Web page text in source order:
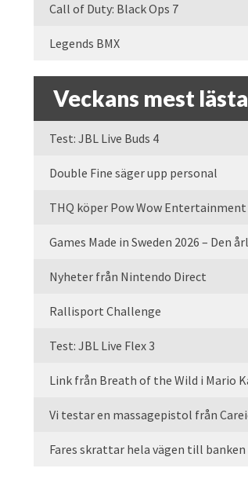
Call of Duty: Black Ops 7
Legends BMX
Veckans mest lästa
Test: JBL Live Buds 4
Double Fine säger upp personal
THQ köper Pow Wow Entertainment
Nyheter från Nintendo Direct
Rallisport Challenge
Test: JBL Live Flex 3